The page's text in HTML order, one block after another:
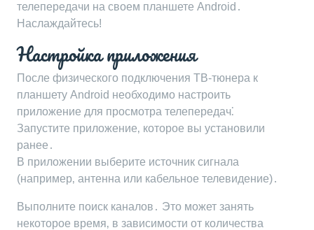
телепередачи на своем планшете Android․
Наслаждайтесь!
Настройка приложения
После физического подключения ТВ-тюнера к
планшету Android необходимо настроить
приложение для просмотра телепередач⁚
Запустите приложение‚ которое вы установили
ранее․
В приложении выберите источник сигнала
(например‚ антенна или кабельное телевидение)․
Выполните поиск каналов․ Это может занять
некоторое время‚ в зависимости от количества